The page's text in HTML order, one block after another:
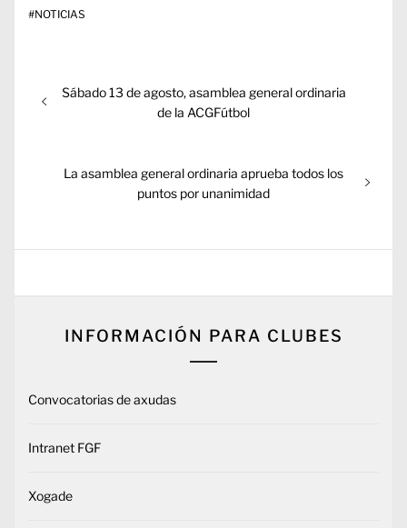
#NOTICIAS
Navegación
de
Entrada
Sábado 13 de agosto, asamblea general ordinaria
de la ACGFútbol
Entrada
La asamblea general ordinaria aprueba todos los
puntos por unanimidad
INFORMACIÓN PARA CLUBES
Convocatorias de axudas
Intranet FGF
Xogade